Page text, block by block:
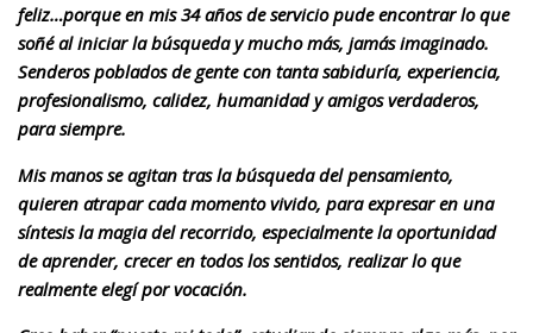
feliz…porque en mis 34 años de servicio pude encontrar lo que
soñé al iniciar la búsqueda y mucho más, jamás imaginado.
Senderos poblados de gente con tanta sabiduría, experiencia,
profesionalismo, calidez, humanidad y amigos verdaderos,
para siempre.
Mis manos se agitan tras la búsqueda del pensamiento,
quieren atrapar cada momento vivido, para expresar en una
síntesis la magia del recorrido, especialmente la oportunidad
de aprender, crecer en todos los sentidos, realizar lo que
realmente elegí por vocación.